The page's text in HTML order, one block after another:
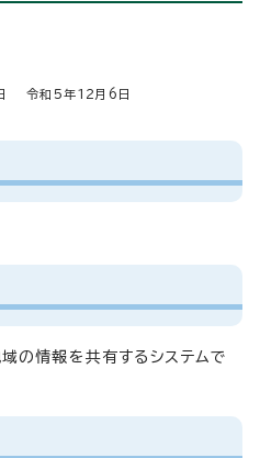
令和5年12 月6日
の情報を共有するシステムで